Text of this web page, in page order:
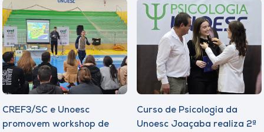
CREF3/SC e Unoesc
promovem workshop de
Curso de Psicologia da
Unoesc Joaçaba realiza 2ª